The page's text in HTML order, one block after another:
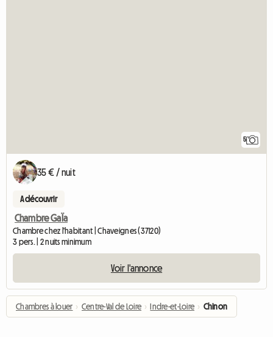
5
35 € / nuit
A découvrir
Chambre GaÏa
Chambre chez l'habitant | Chaveignes (37120)
3 pers. | 2 nuits minimum
Voir l'annonce
Chambres à louer › Centre-Val de Loire › Indre-et-Loire › Chinon